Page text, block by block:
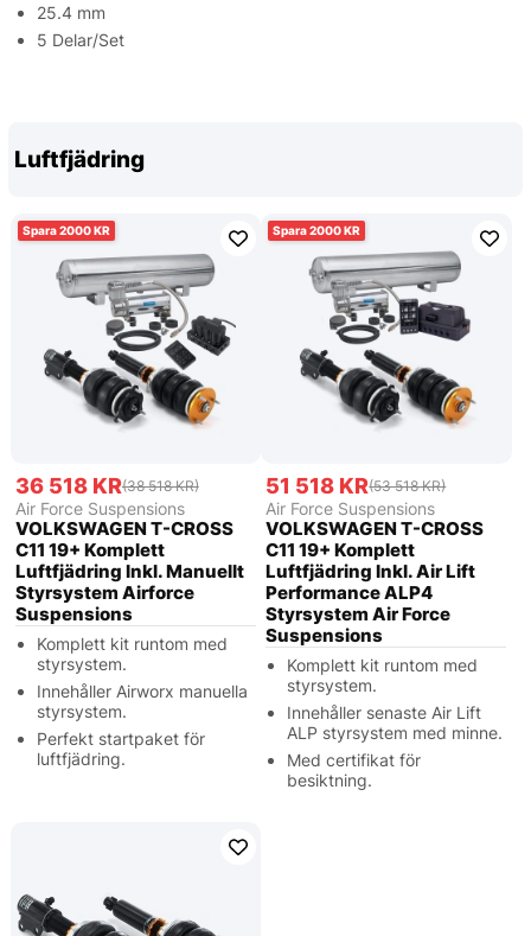
25.4 mm
5 Delar/Set
Luftfjädring
2000
36 518 KR(38 518 KR)
Air Force Suspensions
VOLKSWAGEN T-CROSS
C11 19+ Komplett
Luftfjädring Inkl. Manuellt
Styrsystem Airforce
Suspensions
Komplett kit runtom med
styrsystem.
Innehåller Airworx manuella
styrsystem.
Perfekt startpaket för
luftfjädring.
2000
51 518 KR(53 518 KR)
Air Force Suspensions
VOLKSWAGEN T-CROSS
C11 19+ Komplett
Luftfjädring Inkl. Air Lift
Performance ALP4
Styrsystem Air Force
Suspensions
Komplett kit runtom med
styrsystem.
Innehåller senaste Air Lift
ALP styrsystem med minne.
Med certifikat för
besiktning.